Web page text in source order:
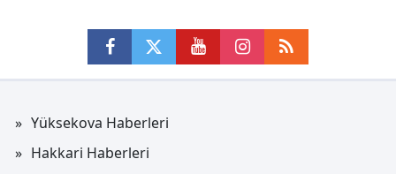
Yüksekova Haberleri
Hakkari Haberleri